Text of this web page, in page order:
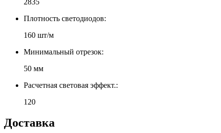
Плотность светодиодов:
160 шт/м
Минимальный отрезок:
50 мм
Расчетная световая эффект.:
120
Доставка